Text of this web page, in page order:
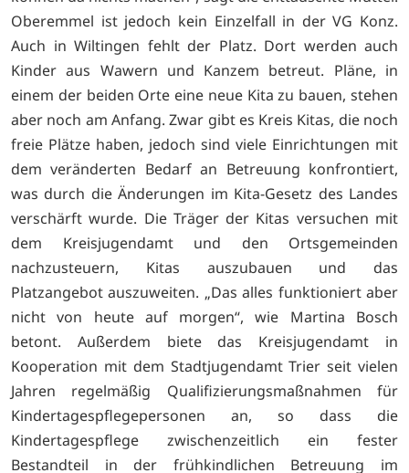
Oberemmel ist jedoch kein Einzelfall in der VG Konz.
Auch in Wiltingen fehlt der Platz. Dort werden auch
Kinder aus Wawern und Kanzem betreut. Pläne, in
einem der beiden Orte eine neue Kita zu bauen, stehen
aber noch am Anfang. Zwar gibt es Kreis Kitas, die noch
freie Plätze haben, jedoch sind viele Einrichtungen mit
dem veränderten Bedarf an Betreuung konfrontiert,
was durch die Änderungen im Kita-Gesetz des Landes
verschärft wurde. Die Träger der Kitas versuchen mit
dem Kreisjugendamt und den Ortsgemeinden
nachzusteuern, Kitas auszubauen und das
Platzangebot auszuweiten. „Das alles funktioniert aber
nicht von heute auf morgen“, wie Martina Bosch
betont. Außerdem biete das Kreisjugendamt in
Kooperation mit dem Stadtjugendamt Trier seit vielen
Jahren regelmäßig Qualifizierungsmaßnahmen für
Kindertagespflegepersonen an, so dass die
Kindertagespflege zwischenzeitlich ein fester
Bestandteil in der frühkindlichen Betreuung im